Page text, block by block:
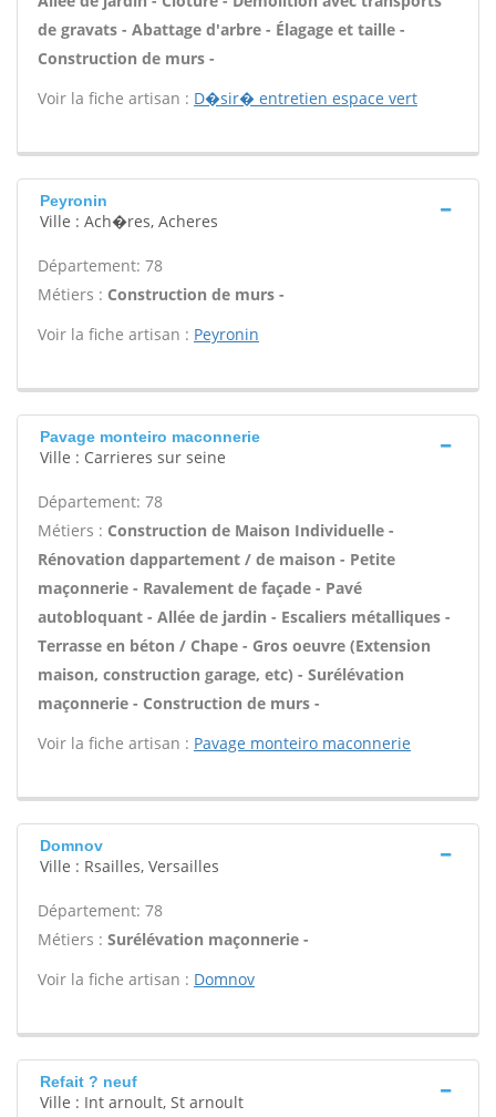
de gravats - Abattage d'arbre - Élagage et taille -
Construction de murs -
Voir la fiche artisan : D�sir� entretien espace vert
Peyronin
Ville : Ach�res, Acheres
Département: 78
Métiers : Construction de murs -
Voir la fiche artisan : Peyronin
Pavage monteiro maconnerie
Ville : Carrieres sur seine
Département: 78
Métiers : Construction de Maison Individuelle -
Rénovation dappartement / de maison - Petite
maçonnerie - Ravalement de façade - Pavé
autobloquant - Allée de jardin - Escaliers métalliques -
Terrasse en béton / Chape - Gros oeuvre (Extension
maison, construction garage, etc) - Surélévation
maçonnerie - Construction de murs -
Voir la fiche artisan : Pavage monteiro maconnerie
Domnov
Ville : Rsailles, Versailles
Département: 78
Métiers : Surélévation maçonnerie -
Voir la fiche artisan : Domnov
Refait ? neuf
Ville : Int arnoult, St arnoult